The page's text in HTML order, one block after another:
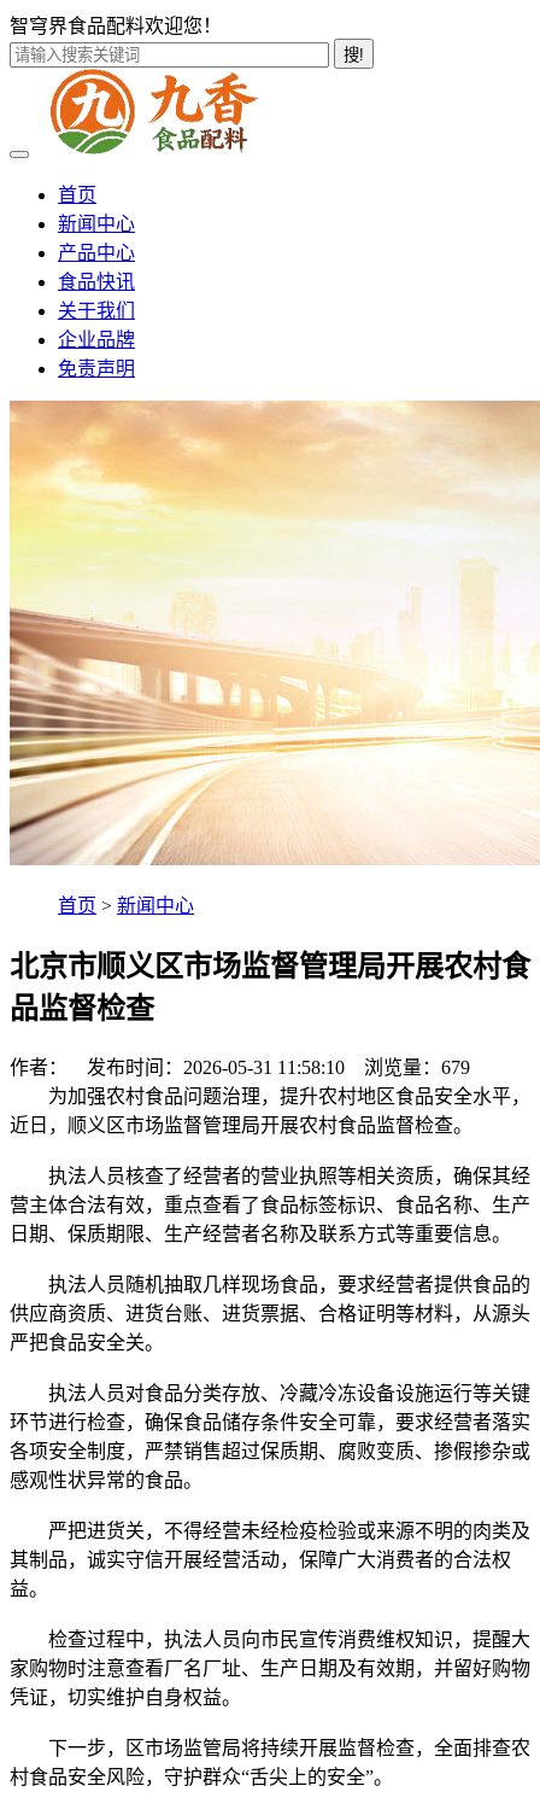
智穹界食品配料欢迎您！
搜!
首页
新闻中心
产品中心
食品快讯
关于我们
企业品牌
免责声明
首页 > 新闻中心
北京市顺义区市场监督管理局开展农村食
品监督检查
作者： 发布时间：2026-05-31 11:58:10 浏览量： 679
为加强农村食品问题治理，提升农村地区食品安全水平，
近日，顺义区市场监督管理局开展农村食品监督检查。
执法人员核查了经营者的营业执照等相关资质，确保其经
营主体合法有效，重点查看了食品标签标识、食品名称、生产
日期、保质期限、生产经营者名称及联系方式等重要信息。
执法人员随机抽取几样现场食品，要求经营者提供食品的
供应商资质、进货台账、进货票据、合格证明等材料，从源头
严把食品安全关。
执法人员对食品分类存放、冷藏冷冻设备设施运行等关键
环节进行检查，确保食品储存条件安全可靠，要求经营者落实
各项安全制度，严禁销售超过保质期、腐败变质、掺假掺杂或
感观性状异常的食品。
严把进货关，不得经营未经检疫检验或来源不明的肉类及
其制品，诚实守信开展经营活动，保障广大消费者的合法权
益。
检查过程中，执法人员向市民宣传消费维权知识，提醒大
家购物时注意查看厂名厂址、生产日期及有效期，并留好购物
凭证，切实维护自身权益。
下一步，区市场监管局将持续开展监督检查，全面排查农
村食品安全风险，守护群众“舌尖上的安全”。